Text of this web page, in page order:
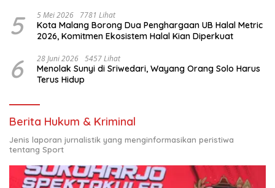
5 5 Mei 2026 7781 Lihat
Kota Malang Borong Dua Penghargaan UB Halal Metric
2026, Komitmen Ekosistem Halal Kian Diperkuat
6 28 Juni 2026 5457 Lihat
Menolak Sunyi di Sriwedari, Wayang Orang Solo Harus
Terus Hidup
Berita Hukum & Kriminal
Jenis laporan jurnalistik yang menginformasikan peristiwa
tentang Sport